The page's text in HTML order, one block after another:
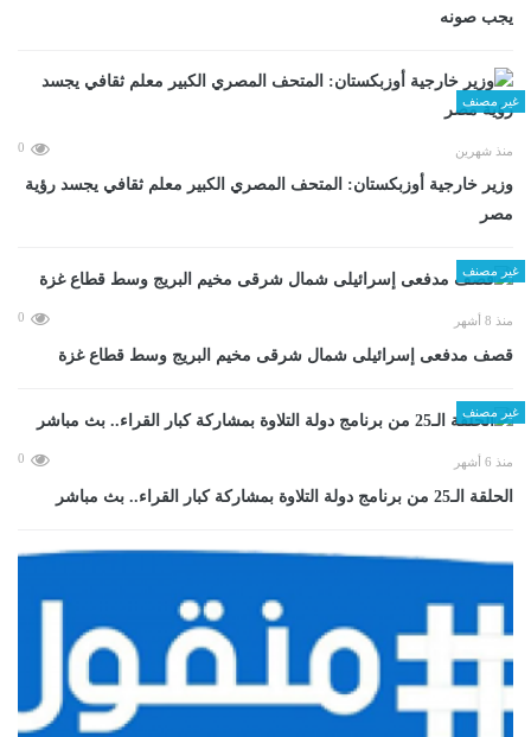
يجب صونه
غير مصنف
منذ شهرين 0
وزير خارجية أوزبكستان: المتحف المصري الكبير معلم ثقافي يجسد رؤية
مصر
غير مصنف
منذ 8 أشهر 0
قصف مدفعى إسرائيلى شمال شرقى مخيم البريج وسط قطاع غزة
غير مصنف
منذ 6 أشهر 0
الحلقة الـ25 من برنامج دولة التلاوة بمشاركة كبار القراء.. بث مباشر